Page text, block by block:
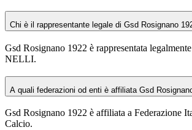
Chi è il rappresentante legale di Gsd Rosignano
Gsd Rosignano 1922 è rappresentata
NELLI.
A quali federazioni od enti è affiliata Gsd
Gsd Rosignano 1922 è affiliata a Federazione
Calcio.